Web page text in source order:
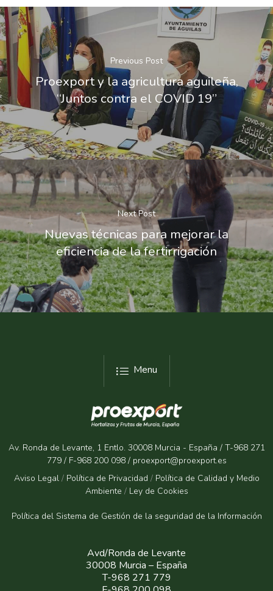
Previous Post
Proexport y la agricultura aguileña,
“Juntos contra el COVID 19”
Next Post
Nuevas técnicas para mejorar la
eficiencia de la fertirrigación
Menu
Av. Ronda de Levante, 1 Entlo. 30008 Murcia - España / T-968 271
779 / F-968 200 098 / proexport@proexport.es
Aviso Legal/ Política de Privacidad /Política de Calidad y Medio
Ambiente / Ley de Cookies
Política del Sistema de Gestión de la seguridad de la Información
Avd/Ronda de Levante
30008 Murcia – España
T-968 271 779